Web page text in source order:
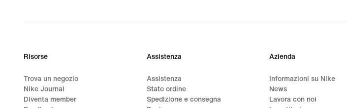
Risorse
Trova un negozio
Nike Journal
Diventa member
Assistenza
Assistenza
Stato ordine
Spedizione e consegna
Azienda
Informazioni su Nike
News
Lavora con noi